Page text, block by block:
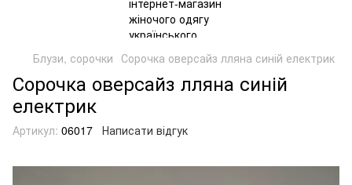
Блузи, сорочки Сорочка оверсайз лляна синій електрик
Сорочка оверсайз лляна синій
електрик
Артикул: 06017 Написати відгук